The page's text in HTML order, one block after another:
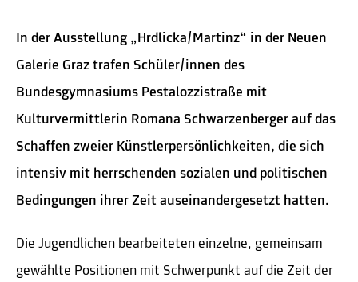
In der Ausstellung „Hrdlicka/Martinz“ in der Neuen
Galerie Graz trafen Schüler/innen des
Bundesgymnasiums Pestalozzistraße mit
Kulturvermittlerin Romana Schwarzenberger auf das
Schaffen zweier Künstlerpersönlichkeiten, die sich
intensiv mit herrschenden sozialen und politischen
Bedingungen ihrer Zeit auseinandergesetzt hatten.
Die Jugendlichen bearbeiteten einzelne, gemeinsam
gewählte Positionen mit Schwerpunkt auf die Zeit der